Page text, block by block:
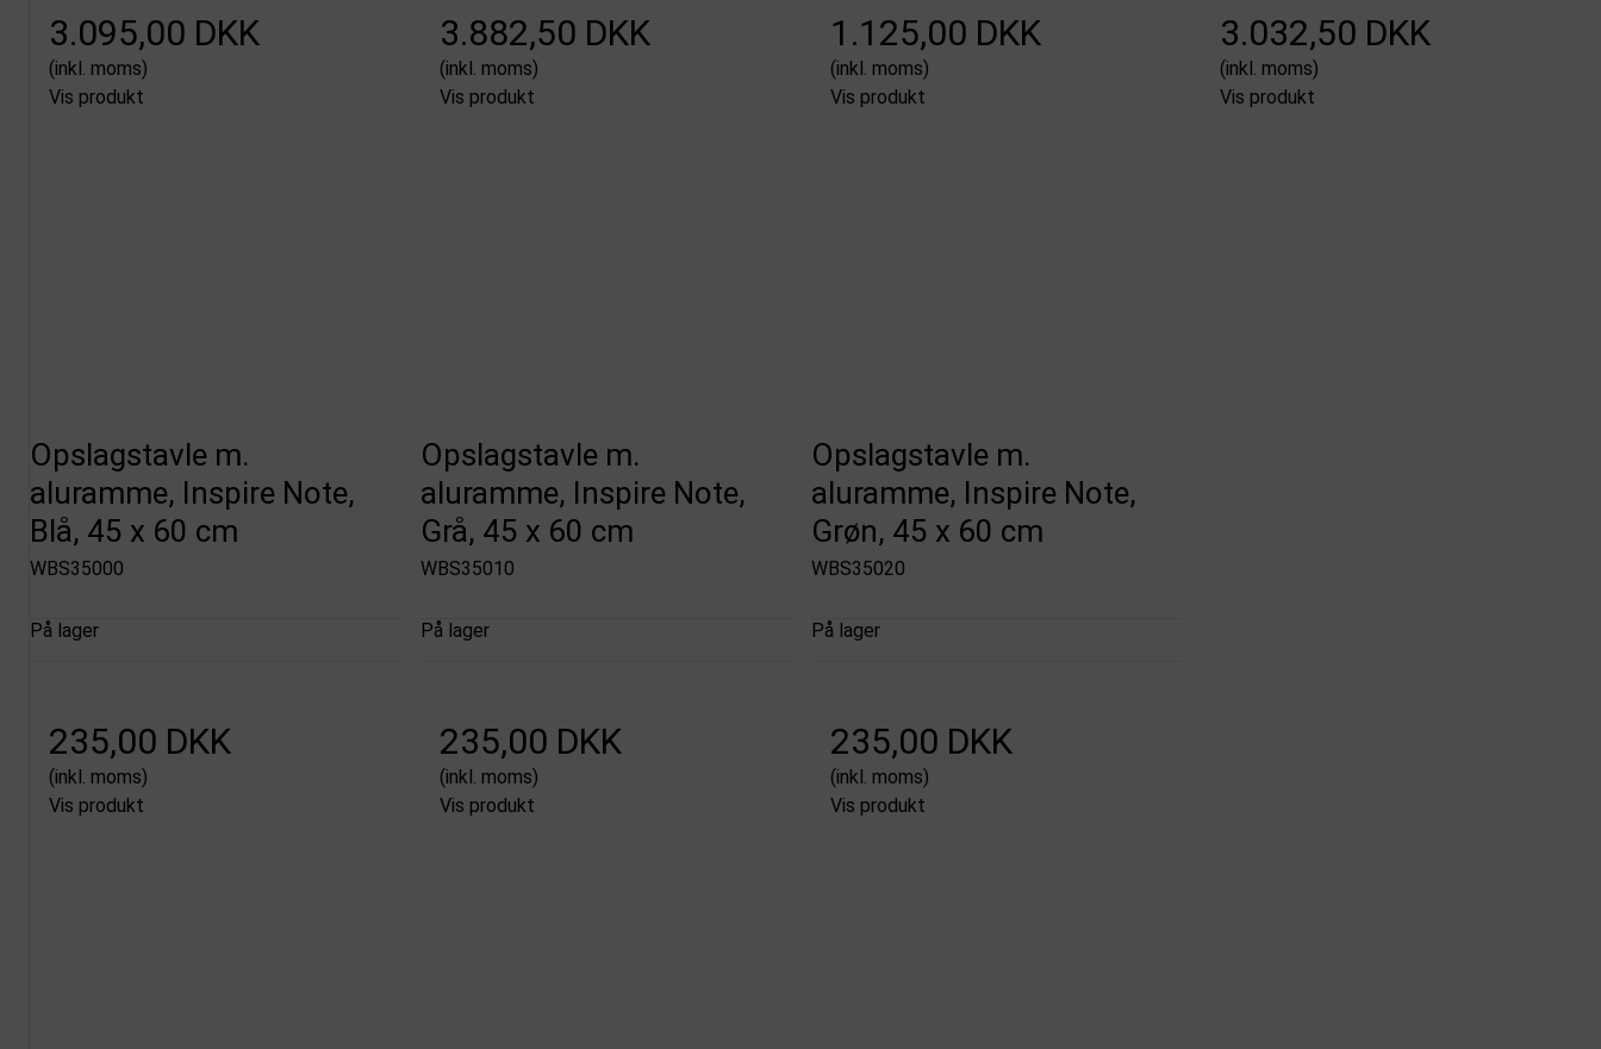
3.095,00 DKK
(inkl. moms)
Vis produkt
3.882,50 DKK
(inkl. moms)
Vis produkt
1.125,00 DKK
(inkl. moms)
Vis produkt
3.032,50 DKK
(inkl. moms)
Vis produkt
Opslagstavle m.
aluramme, Inspire Note,
Blå, 45 x 60 cm
WBS35000
På lager
235,00 DKK
(inkl. moms)
Vis produkt
Opslagstavle m.
aluramme, Inspire Note,
Grå, 45 x 60 cm
WBS35010
På lager
235,00 DKK
(inkl. moms)
Vis produkt
Opslagstavle m.
aluramme, Inspire Note,
Grøn, 45 x 60 cm
WBS35020
På lager
235,00 DKK
(inkl. moms)
Vis produkt